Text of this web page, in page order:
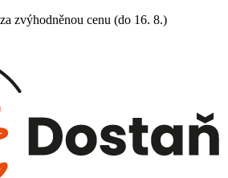
zvýhodněnou cenu (do 16. 8.)